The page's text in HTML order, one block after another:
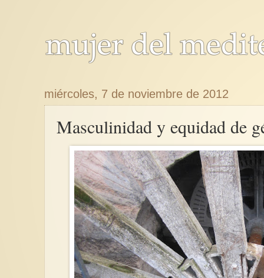
miércoles, 7 de noviembre de 2012
Masculinidad y equidad de